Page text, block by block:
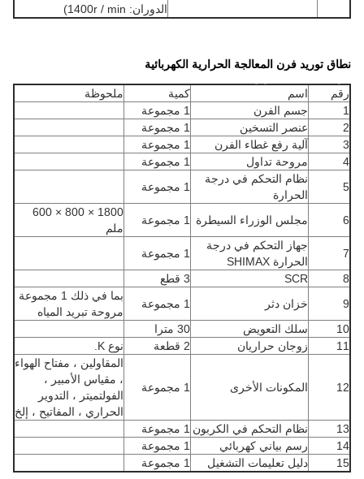
الدوران: 1400r / min)
نطاق توريد فرن المعالجة الحرارية الكهربائية
رقم
اسم كمية
ملحوظة
جسم الفرن
عنصر التسخين
آلية رفع غطاء الفرن
4
مروحة تداول
5
نظام التحكم في درجة
الحرارة
مجلس الوزراء السيطرة
1800 × 800 × 600
ملم
جهاز التحكم في درجة
الحرارة SHIMAX
SCR
خزان دثر
بما في ذلك 1 مجموعة
مروحة تبريد المياه
10
سلك التعويض
30 مترا
11
زوجان حراريان نوع K.
12 المكونات الأخرى
المقاولين ، مفتاح الهواء
، مقياس الأمبير ،
الفولتميتر ، التدوير
الحراري ، المفاتيح ، إلخ
13
نظام التحكم في الكربون 1 مجموعة
14
رسم بياني كهربائي
15
دليل تعليمات التشغيل